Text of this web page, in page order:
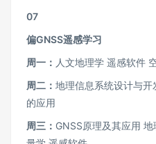
07
偏GNSS遥感学习
周一： 人文地理学 遥感软件
周二： 地理信息系统设计与
的应用
周三： GNSS原理及其应用